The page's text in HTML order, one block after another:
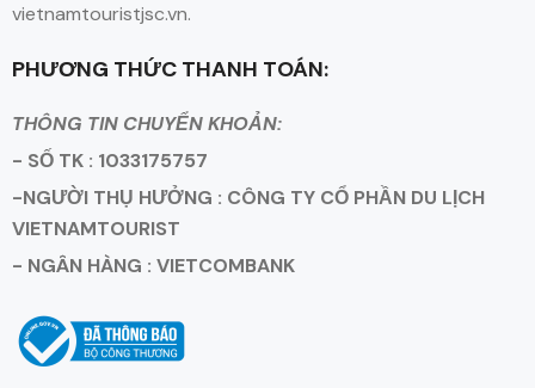
vietnamtouristjsc.vn.
PHƯƠNG THỨC THANH TOÁN:
THÔNG TIN CHUYỂN KHOẢN:
- SỐ TK : 1033175757
-NGƯỜI THỤ HƯỞNG : CÔNG TY CỔ PHẦN DU LỊCH
VIETNAMTOURIST
- NGÂN HÀNG : VIETCOMBANK